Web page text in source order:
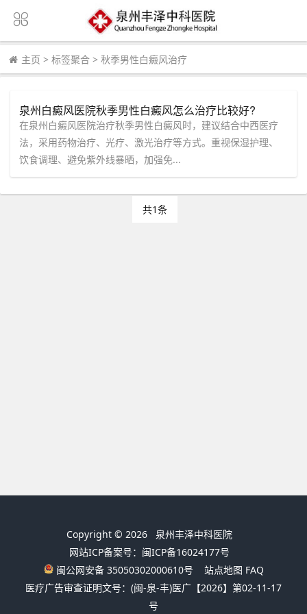
主页 > 标签聚合 > 秋季男性白癜风治疗
泉州白癜风医院秋季男性白癜风怎么治疗比较好?
在泉州白癜风医院治疗秋季男性白癜风时，建议结合中西医疗
法，采用药物治疗、光疗、激光治疗等方式。重视保湿护理、
饮食调理、避免紫外线暴晒，加强免...
共1条
Copyright © 2026 泉州丰泽中科医院
网站ICP备案号：闽ICP备16024177号
闽公网安备 35050302000610号
站点地图 FAQ
医疗广告审查证明文号：(闽-泉-丰)医广【2026】第02-11-17
号